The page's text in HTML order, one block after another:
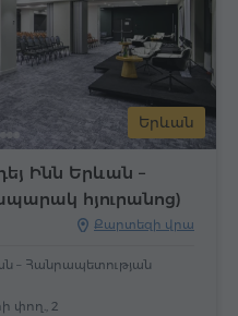
Երևան
Ինն Երևան –
հյուրանոց)
Քարտեզի վրա
– Հանրապետության
փող., 2